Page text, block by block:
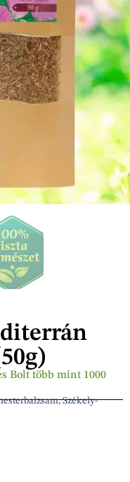
Bolt több mint 1000
Székely-